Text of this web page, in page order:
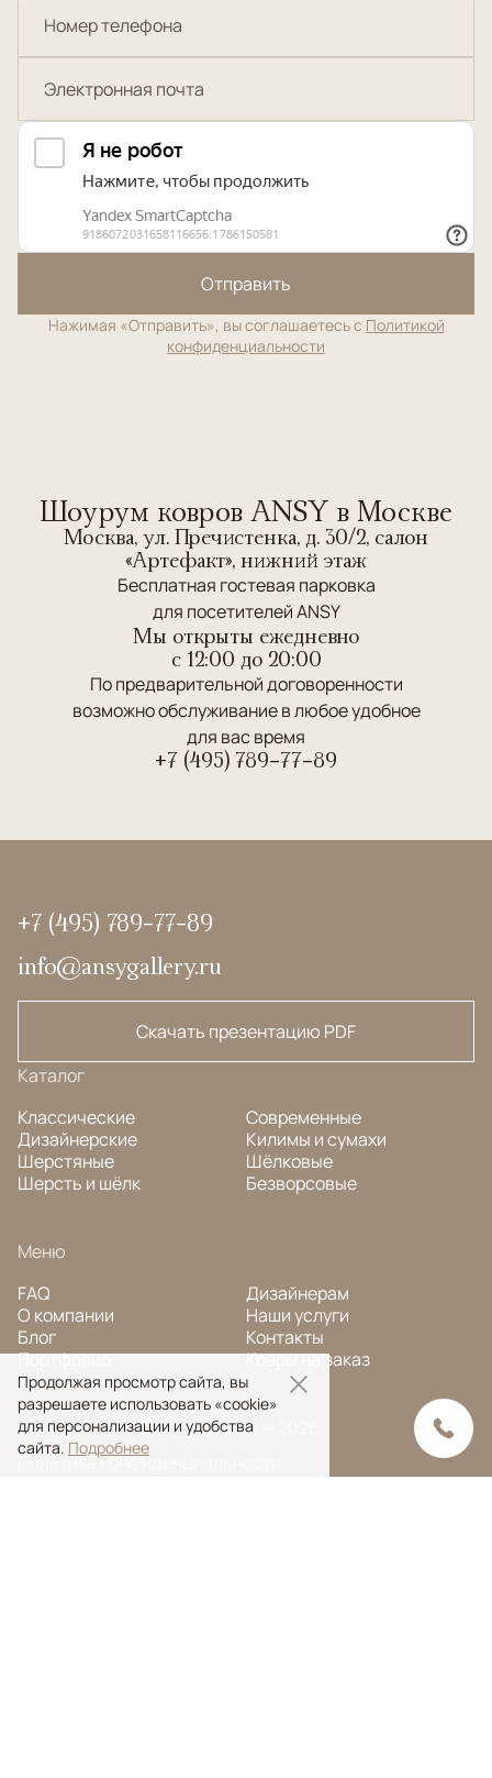
Отправить
Нажимая «Отправить», вы соглашаетесь с Политикой
конфиденциальности
Шоурум ковров ANSY в Москве
Москва, ул. Пречистенка, д. 30/2, салон
«Артефакт», нижний этаж
Бесплатная гостевая парковка
для посетителей ANSY
Мы открыты ежедневно
c 12:00 до 20:00
По предварительной договоренности
возможно обслуживание в любое удобное
для вас время
+7 (495) 789-77-89
+7 (495) 789-77-89
info@ansygallery.ru
Скачать презентацию PDF
Каталог
Классические
Дизайнерские
Шерстяные
Шерсть и шёлк
Современные
Килимы и сумахи
Шёлковые
Безворсовые
Меню
FAQ
О компании
Блог
Портфолио
Дизайнерам
Наши услуги
Контакты
Ковры на заказ
© Ansy Carpet Company 2005 — 2026
Политика конфиденциальности
Продолжая просмотр сайта, вы
разрешаете использовать «cookie»
для персонализации и удобства
сайта. Подробнее